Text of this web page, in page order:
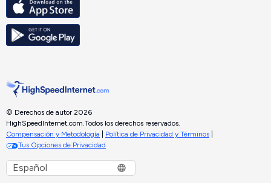
© Derechos de autor 2026
HighSpeedInternet.com. Todos los derechos reservados.
Compensación y Metodología
Política de Privacidad y Términos
Tus Opciones de Privacidad